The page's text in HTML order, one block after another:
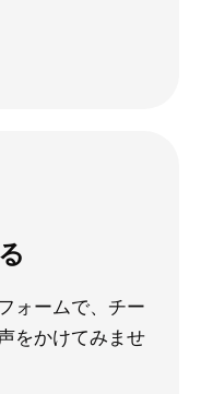
ォームで、チー
をかけてみませ